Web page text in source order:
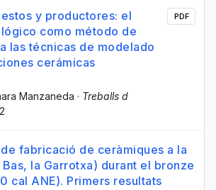
y productores: el
como método de
las técnicas de modelado
cerámicas
Manzaneda · Treballs d
2
PDF
fabricació de ceràmiques a la
la Garrotxa) durant el bronze
cal ANE). Primers resultats